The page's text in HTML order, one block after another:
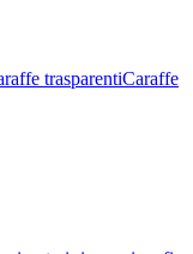
trasparentiCaraffe